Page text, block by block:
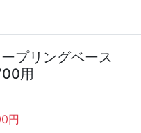
プリングベース
用
円